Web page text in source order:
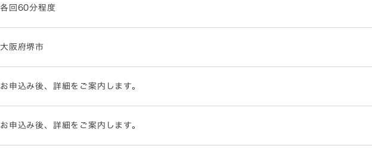
各回60分程度
大阪府堺市
お申込み後、詳細をご案内します。
お申込み後、詳細をご案内します。